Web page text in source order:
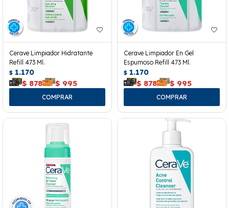
Cerave Limpiador Hidratante
Refill 473 Ml.
$ 1.170
$ 878 $ 995
Cerave Limpiador En Gel
Espumoso Refill 473 Ml.
$ 1.170
$ 878 $ 995